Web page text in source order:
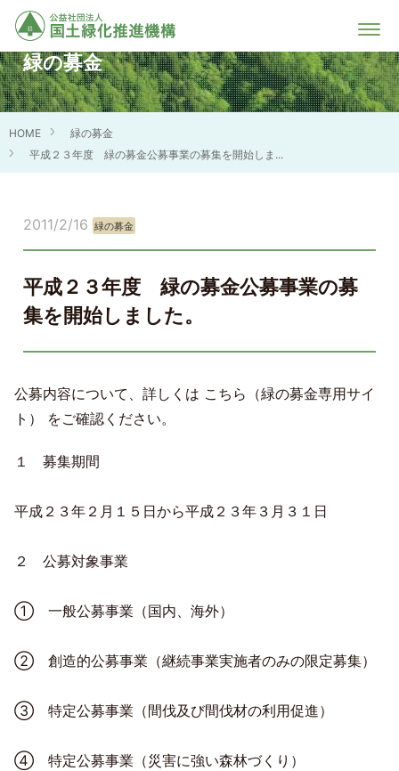
緑の募金
HOME
緑の募金
平成２３年度 緑の募金公募事業の募集を開始しま...
2011/2/16 緑の募金
平成２３年度 緑の募金公募事業の募
集を開始しました。
公募内容について、詳しくは こちら（緑の募金専用サイ
ト） をご確認ください。
１ 募集期間
平成２３年２月１５日から平成２３年３月３１日
２ 公募対象事業
① 一般公募事業（国内、海外）
② 創造的公募事業（継続事業実施者のみの限定募集）
③ 特定公募事業（間伐及び間伐材の利用促進）
④ 特定公募事業（災害に強い森林づくり）